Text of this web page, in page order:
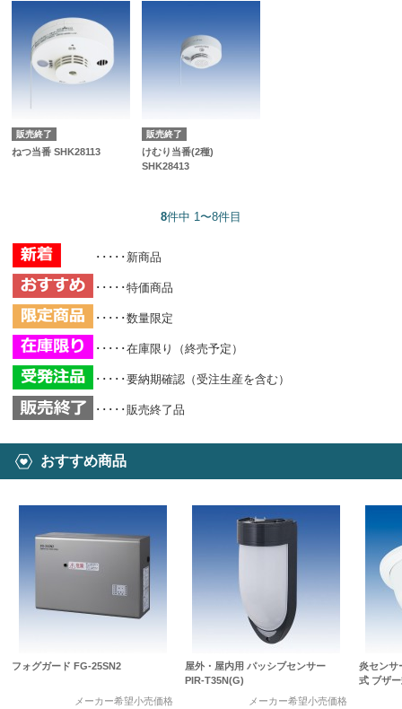
販売終了
ねつ当番 SHK28113
販売終了
けむり当番(2種)
SHK28413
8件中 1〜8件目
･････新商品
･････特価商品
･････数量限定
･････在庫限り（終売予定）
･････要納期確認（受注生産を含む）
･････販売終了品
おすすめ商品
フォグガード FG-25SN2
メーカー希望小売価格
屋外・屋内用 パッシブセンサー
PIR-T35N(G)
メーカー希望小売価格
炎センサ
式 ブザ